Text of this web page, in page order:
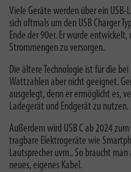
Viele Geräte werden über ein
sich oftmals um den USB Charger
Ende der 90er. Er wurde
Strommengen zu versorgen.
Die ältere Technologie ist für die
Wattzahlen aber nicht geeignet.
ausgelegt, denn er ermöglicht es,
Ladegerät und Endgerät zu nutzen.
Außerdem wird USB C ab 2024
tragbare Elektrogeräte wie
Lautsprecher uvm.. So braucht
neues, eigenes Kabel.